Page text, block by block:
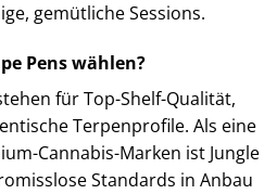
gemütliche Sessions.
Pens wählen?
für Top-Shelf-Qualität,
Terpenprofile. Als eine
Cannabis-Marken ist Jungle
Standards in Anbau